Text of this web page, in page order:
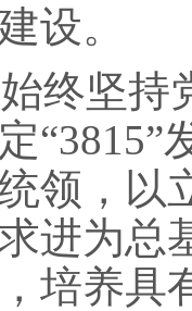
设。
终坚持
“3815”
领，以
进为总
培养具